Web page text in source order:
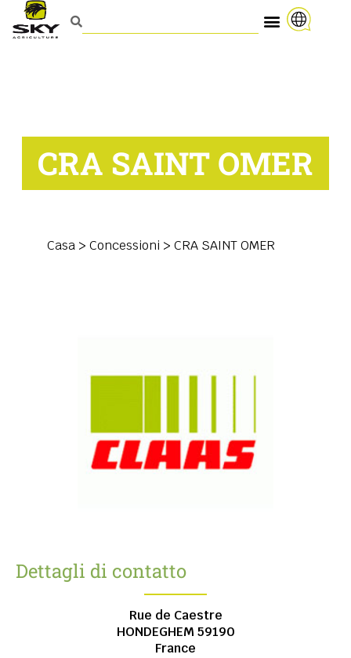
CRA SAINT OMER
Casa > Concessioni > CRA SAINT OMER
Dettagli di contatto
Rue de Caestre
HONDEGHEM 59190
France